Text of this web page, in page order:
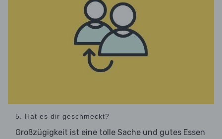
5. Hat es dir geschmeckt?
Großzügigkeit ist eine tolle Sache und gutes Essen